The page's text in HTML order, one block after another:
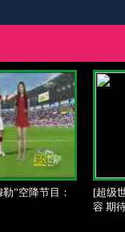
”空降节目：
[超级
容 期